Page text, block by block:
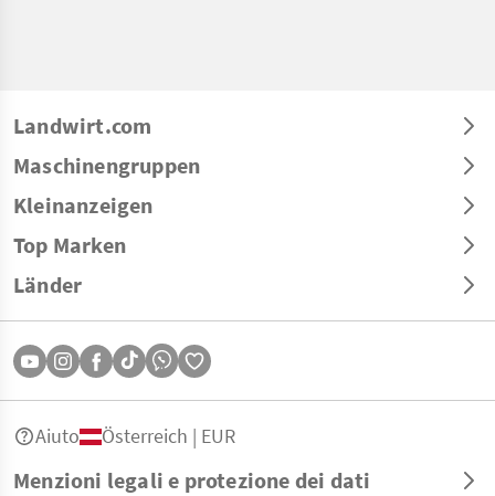
Landwirt.com
Maschinengruppen
Kleinanzeigen
Top Marken
Länder
Menzioni legali e protezione dei dati
Aiuto Österreich | EUR